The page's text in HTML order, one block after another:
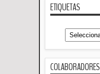
ETIQUETAS
COLABORADORES